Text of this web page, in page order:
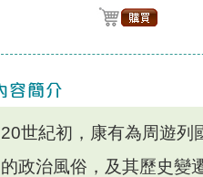
20世紀初，康有為周遊列
的政治風俗，及其歷史變